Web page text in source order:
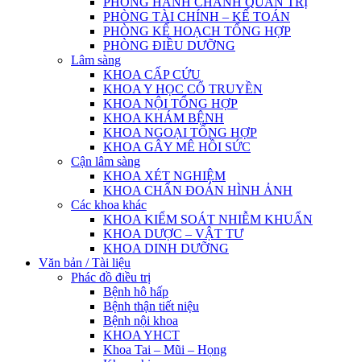
PHÒNG TÀI CHÍNH – KẾ TOÁN
PHÒNG KẾ HOẠCH TỔNG HỢP
PHÒNG ĐIỀU DƯỠNG
Lâm sàng
KHOA CẤP CỨU
KHOA Y HỌC CỔ TRUYỀN
KHOA NỘI TỔNG HỢP
KHOA KHÁM BỆNH
KHOA NGOẠI TỔNG HỢP
KHOA GÂY MÊ HỒI SỨC
Cận lâm sàng
KHOA XÉT NGHIỆM
KHOA CHẨN ĐOÁN HÌNH ẢNH
Các khoa khác
KHOA KIỂM SOÁT NHIỄM KHUẨN
KHOA DƯỢC – VẬT TƯ
KHOA DINH DƯỠNG
Văn bản / Tài liệu
Phác đồ điều trị
Bệnh hô hấp
Bệnh thận tiết niệu
Bệnh nội khoa
KHOA YHCT
Khoa Tai – Mũi – Họng